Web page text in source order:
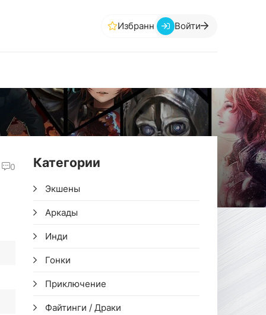
Избранное Войти
0 Категории
Экшены
Аркады
Инди
Гонки
Приключение
Файтинги / Драки